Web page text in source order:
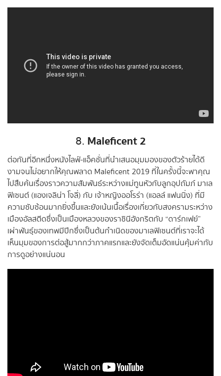
8. Maleficent 2
ต่อกันที่อีกหนึ่งหนังไลฟ์-แอ็คชั่นที่นำเสนอมุมมองของตัวร้ายได้ดี
งามจนไม่อยากให้คุณพลาด Maleficent 2019 ที่ในครั้งนี้จะพาคุณ
ไปสืบค้นเรื่องราวความสัมพันธ์ระหว่างแม่ทูนหัวกับลูกอุปถัมภ์ มาเล
ฟิเซนต์ (แองเจลิน่า โจลี่) กับ เจ้าหญิงออโรร่า (แอลล์ แฟนนิ่ง) ที่มี
ความซับซ้อนมากยิ่งขึ้นและยังเน้นเนื้อเรื่องเกี่ยวกับสงครามระหว่าง
เมืองอัลสตีดซึ่งเป็นเมืองหลวงของราชินีอังกริตกับ “ดาร์กเฟย์”
เผ่าพันธุ์ของเทพมีปีกซึ่งเป็นต้นกำเนิดของมาเลฟิเซนต์ที่เราจะได้
เห็นมุมของการต่อสู้มากกว่าภาคแรกและยังจัดเต็มอัดแน่นคุ้มค่ากับ
การดูอย่างแน่นอน